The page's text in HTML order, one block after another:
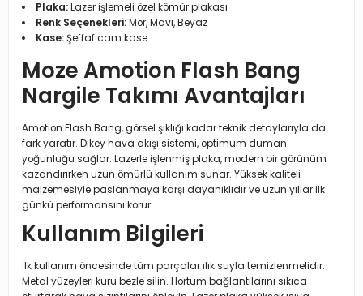
Plaka:Lazer işlemeli özel kömür plakası
Renk Seçenekleri:Mor, Mavi, Beyaz
Kase:Şeffaf cam kase
Moze Amotion Flash Bang
Nargile Takımı Avantajları
Amotion Flash Bang, görsel şıklığı kadar teknik detaylarıyla da
fark yaratır. Dikey hava akışı sistemi, optimum duman
yoğunluğu sağlar. Lazerle işlenmiş plaka, modern bir görünüm
kazandırırken uzun ömürlü kullanım sunar. Yüksek kaliteli
malzemesiyle paslanmaya karşı dayanıklıdır ve uzun yıllar ilk
günkü performansını korur.
Kullanım Bilgileri
İlk kullanım öncesinde tüm parçalar ılık suyla temizlenmelidir.
Metal yüzeyleri kuru bezle silin. Hortum bağlantılarını sıkıca